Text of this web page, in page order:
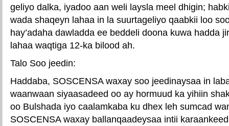
geliyo dalka, iyadoo aan weli laysla meel dhigin;
wada shaqeyn lahaa in la suurtageliyo qaabkii loo
hay’adaha dawladda ee beddeli doona kuwa hadda
lahaa waqtiga 12-ka bilood ah.
Talo Soo jeedin:
Haddaba, SOSCENSA waxay soo jeedinaysaa in
waanwaan siyaasadeed oo ay hormuud ka yihiin
oo Bulshada iyo caalamkaba ku dhex leh sumcad
SOSCENSA waxay ballanqaadeysaa intii